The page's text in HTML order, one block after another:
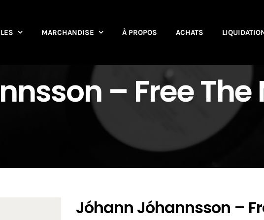
MARCHANDISE À PROPOS ACHATS
‎– Free The
Jóhann Jóhannsson ‎–